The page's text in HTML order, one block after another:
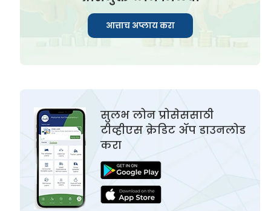
आत्ताच अप्लाय करा
सुलभ लोन प्रोसेससाठी
टीव्हीएस क्रेडिट ॲप डाउनलोड
करा